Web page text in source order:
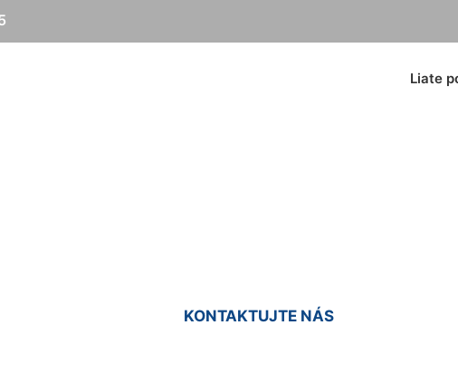
Liate
KONTAKTUJTE NÁS